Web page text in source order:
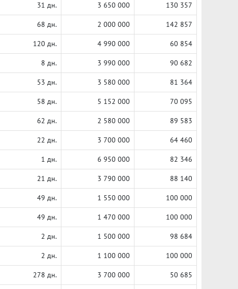
31 дн. 3 650 000 130 357
68 дн. 2 000 000 142 857
120 дн. 4 990 000 60 854
8 дн. 3 990 000 90 682
53 дн. 3 580 000 81 364
58 дн. 5 152 000 70 095
62 дн. 2 580 000 89 583
22 дн. 3 700 000 64 460
1 дн. 6 950 000 82 346
21 дн. 3 790 000 88 140
49 дн. 1 550 000 100 000
49 дн. 1 470 000 100 000
2 дн. 1 500 000 98 684
2 дн. 1 100 000 100 000
278 дн. 3 700 000 50 685